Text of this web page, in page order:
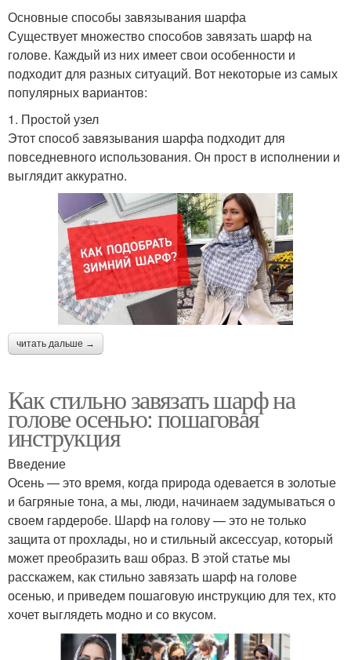
Основные способы завязывания шарфа
Существует множество способов завязать шарф на
голове. Каждый из них имеет свои особенности и
подходит для разных ситуаций. Вот некоторые из самых
популярных вариантов:
1. Простой узел
Этот способ завязывания шарфа подходит для
повседневного использования. Он прост в исполнении и
выглядит аккуратно.
читать дальше →
Как стильно завязать шарф на
голове осенью: пошаговая
инструкция
Введение
Осень — это время, когда природа одевается в золотые
и багряные тона, а мы, люди, начинаем задумываться о
своем гардеробе. Шарф на голову — это не только
защита от прохлады, но и стильный аксессуар, который
может преобразить ваш образ. В этой статье мы
расскажем, как стильно завязать шарф на голове
осенью, и приведем пошаговую инструкцию для тех, кто
хочет выглядеть модно и со вкусом.